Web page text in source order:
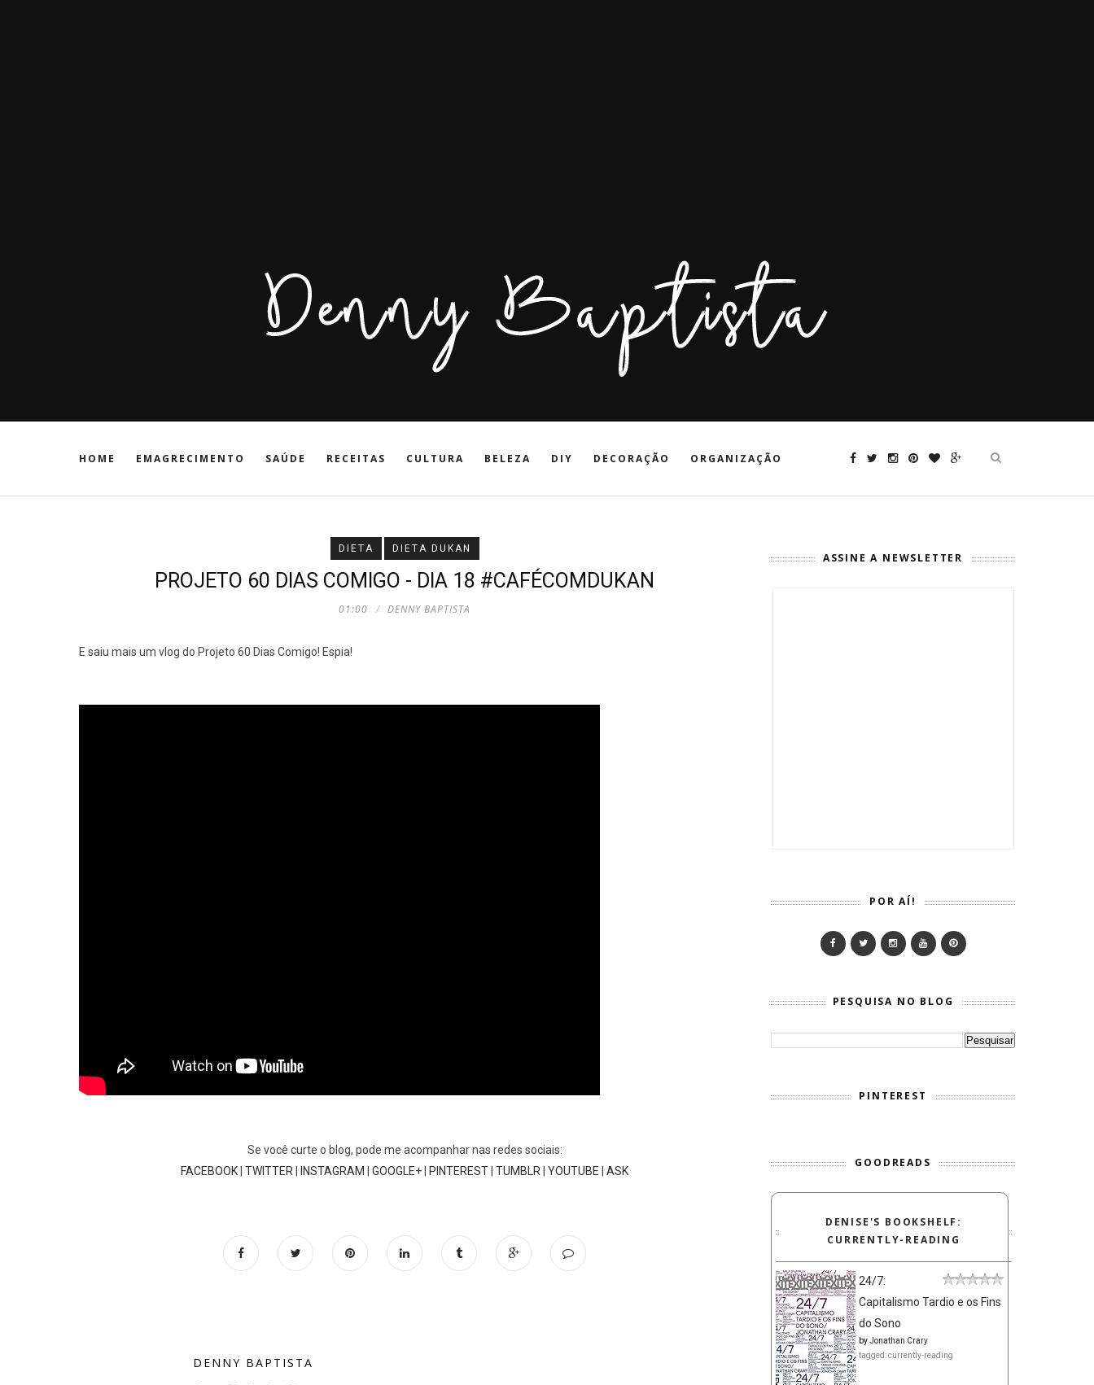
HOME EMAGRECIMENTO SAÚDE RECEITAS CULTURA BELEZA DIY DECORAÇÃO ORGANIZAÇÃO
DIETA DIETA DUKAN
PROJETO 60 DIAS COMIGO - DIA 18 #CAFÉCOMDUKAN
01:00 DENNY BAPTISTA
E saiu mais um vlog do Projeto 60 Dias Comigo! Espia!
Se você curte o blog, pode me acompanhar nas redes sociais:
FACEBOOK TWITTER INSTAGRAM GOOGLE+ PINTEREST TUMBLR YOUTUBE ASK
DENNY BAPTISTA
ASSINE A NEWSLETTER
POR AÍ!
PESQUISA NO BLOG
PINTEREST
GOODREADS
DENISE'S BOOKSHELF:
CURRENTLY-READING
24/7:
Capitalismo Tardio e os Fins
do Sono
byJonathan Crary
tagged: currently-reading